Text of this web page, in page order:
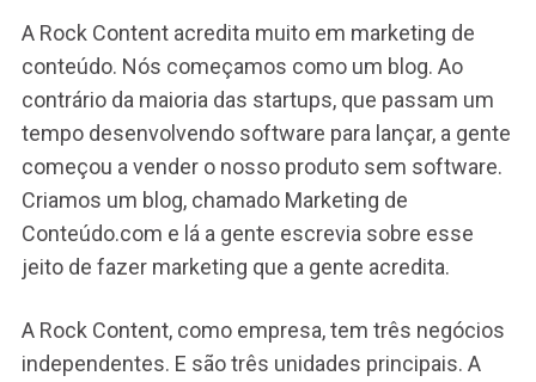
A Rock Content acredita muito em marketing de
conteúdo. Nós começamos como um blog. Ao
contrário da maioria das startups, que passam um
tempo desenvolvendo software para lançar, a gente
começou a vender o nosso produto sem software.
Criamos um blog, chamado Marketing de
Conteúdo.com e lá a gente escrevia sobre esse
jeito de fazer marketing que a gente acredita.
A Rock Content, como empresa, tem três negócios
independentes. E são três unidades principais. A